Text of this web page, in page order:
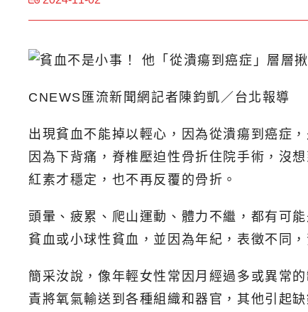
CNEWS匯流新聞網記者陳鈞凱／台北報導
出現貧血不能掉以輕心，因為從潰瘍到癌症
因為下背痛，脊椎壓迫性骨折住院手術，沒
紅素才穩定，也不再反覆的骨折。
頭暈、疲累、爬山運動、體力不繼，都有可
貧血或小球性貧血，並因為年紀，表徵不同
簡采汝說，像年輕女性常因月經過多或異常
責將氧氣輸送到各種組織和器官，其他引起